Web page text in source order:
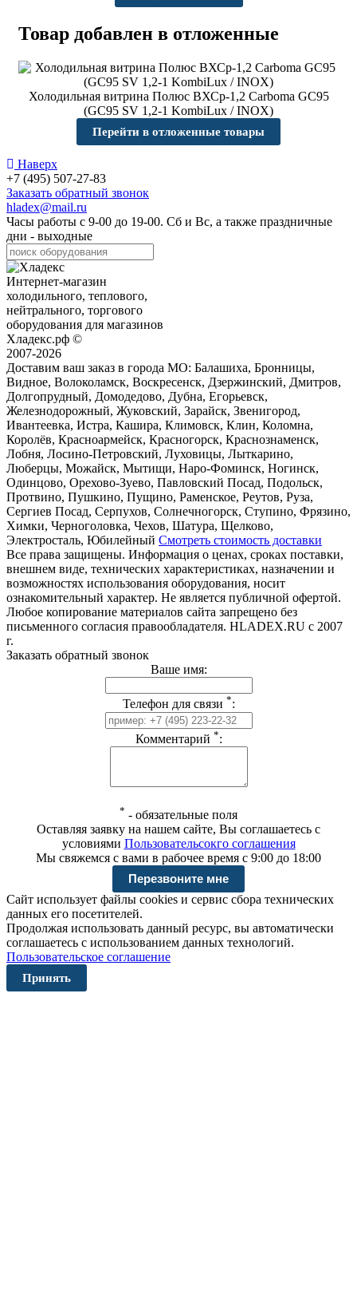
Товар добавлен в отложенные
Холодильная витрина Полюс ВХСр-1,2 Carboma GC95
(GC95 SV 1,2-1 KombiLux / INOX)
Перейти в отложенные товары
Наверх
+7 (495) 507-27-83
Заказать обратный звонок
hladex@mail.ru
Часы работы с 9-00 до 19-00. Сб и Вс, а также праздничные
дни - выходные
Интернет-магазин
холодильного, теплового,
нейтрального, торгового
оборудования для магазинов
Хладекс.рф ©
2007-2026
Доставим ваш заказ в города МО: Балашиха, Бронницы,
Видное, Волоколамск, Воскресенск, Дзержинский, Дмитров,
Долгопрудный, Домодедово, Дубна, Егорьевск,
Железнодорожный, Жуковский, Зарайск, Звенигород,
Ивантеевка, Истра, Кашира, Климовск, Клин, Коломна,
Королёв, Красноармейск, Красногорск, Краснознаменск,
Лобня, Лосино-Петровский, Луховицы, Лыткарино,
Люберцы, Можайск, Мытищи, Наро-Фоминск, Ногинск,
Одинцово, Орехово-Зуево, Павловский Посад, Подольск,
Протвино, Пушкино, Пущино, Раменское, Реутов, Руза,
Сергиев Посад, Серпухов, Солнечногорск, Ступино, Фрязино,
Химки, Черноголовка, Чехов, Шатура, Щелково,
Электросталь, Юбилейный Смотреть стоимость доставки
Все права защищены. Информация о ценах, сроках поставки,
внешнем виде, технических характеристиках, назначении и
возможностях использования оборудования, носит
ознакомительный характер. Не является публичной офертой.
Любое копирование материалов сайта запрещено без
письменного согласия правообладателя. HLADEX.RU c 2007
г.
Заказать обратный звонок
Ваше имя:
Телефон для связи *:
Комментарий *:
* - обязательные поля
Оставляя заявку на нашем сайте, Вы соглашаетесь с
условиями Пользовательсокго соглашения
Мы свяжемся с вами в рабочее время с 9:00 до 18:00
Сайт использует файлы cookies и сервис сбора технических
данных его посетителей.
Продолжая использовать данный ресурс, вы автоматически
соглашаетесь с использованием данных технологий.
Пользовательское соглашение
Принять